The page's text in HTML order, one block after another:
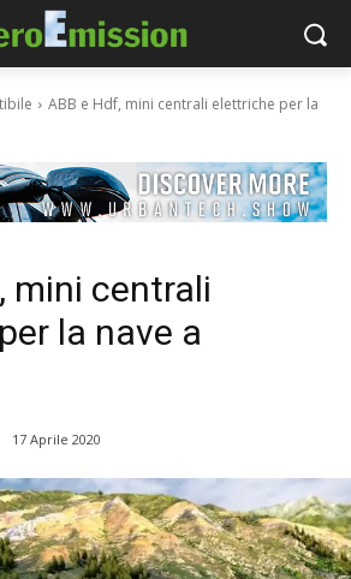
ABB e Hdf, mini centrali elettriche per la
mini centrali
la nave a
17 Aprile 2020